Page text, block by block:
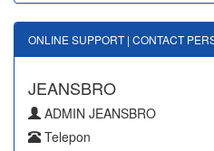
ONLINE SUPPORT | CONTACT
JEANSBRO
ADMIN JEANSBRO
Telepon